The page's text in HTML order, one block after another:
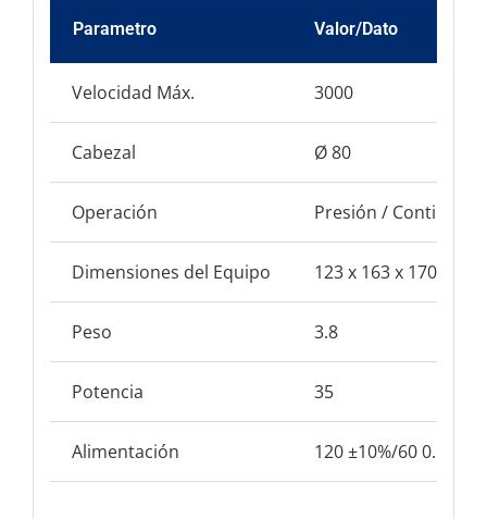
Parametro Valor/Dato
Velocidad Máx. 3000
Cabezal Ø 80
Operación Presión / Continua
Dimensiones del Equipo 123 x 163 x 170
Peso 3.8
Potencia 35
Alimentación 120 ±10%/60 0.5 ±